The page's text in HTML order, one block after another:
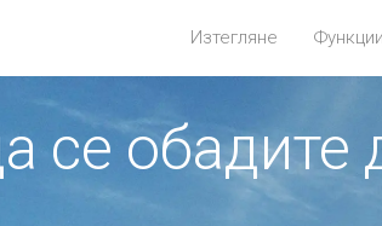
Изтегляне Функции
се